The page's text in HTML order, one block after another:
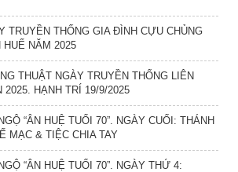
TRUYỀN THỐNG GIA ĐÌNH CỰU CHỦNG
HUẾ NĂM 2025
THUẬT NGÀY TRUYỀN THỐNG LIÊN
2025. HẠNH TRÍ 19/9/2025
“ÂN HUỆ TUỔI 70”. NGÀY CUỐI: THÁNH
MẠC & TIỆC CHIA TAY
“ÂN HUỆ TUỔI 70”. NGÀY THỨ 4: